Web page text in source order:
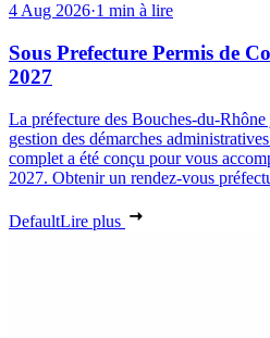
4 Aug 2026·1 min à lire
Sous Prefecture Permis de
2027
La préfecture des Bouches-du-
gestion des démarches
complet a été conçu pour vous
2027. Obtenir un rendez-vous
DefaultLire plus